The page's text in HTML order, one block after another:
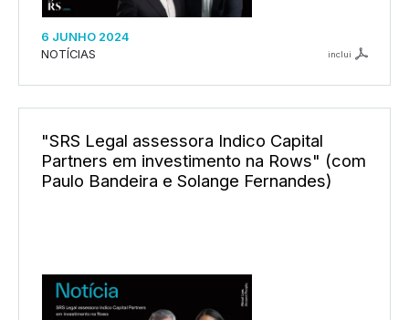
6 JUNHO 2024
NOTÍCIAS
inclui
"SRS Legal assessora Indico Capital
Partners em investimento na Rows" (com
Paulo Bandeira e Solange Fernandes)